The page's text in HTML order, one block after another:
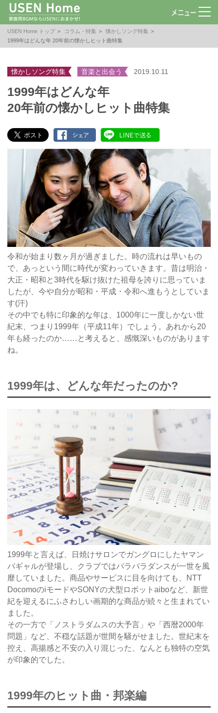
USEN Home トップ コラム・特集
懐かしソング特集
1999年はどんな年 20年前の懐かしヒット曲特集
1999年はどんな年
20年前の懐かしヒット曲特集
2019.10.11
懐かしソング特集 音楽と出会う
令和が始まり数ヶ月が過ぎました。時の流れは早いもの
で、あっという間に時代が変わっていきます。昔は明治・
大正・昭和と3時代を駆け抜けた祖母を誇りに思っていま
したが、今や自分が昭和・平成・令和へ進もうとしていま
す(汗)
その中でも特に印象的な年は、1000年に一度しかない世
紀末、つまり1999年（平成11年）でしょう。あれから20
年も経ったのか……と考えると、感慨深いものがあります
ね。
1999年は、どんな年だったのか?
1999年と言えば、日焼けサロンでガングロにしたヤマン
バギャルが登場し、クラブではパラパラダンスが一世を風
靡していました。商品やサービスに目を向けても、NTT
DocomoのiモードやSONYの犬型ロボットaiboなど、新世
紀を迎えるにふさわしい画期的な商品が続々と生まれてい
ました。
その一方で「ノストラダムスの大予言」や「西暦2000年
問題」など、不穏な話題が世間を騒がせました。世紀末を
控え、高揚感と不安の入り混じった、なんとも独特の空気
が印象的でした。
1999年のヒット曲・邦楽編